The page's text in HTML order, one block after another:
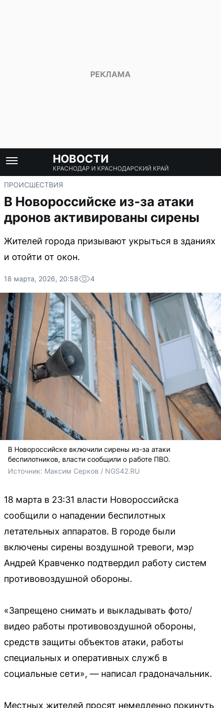
НОВОСТИ
КРАСНОДАР И КРАСНОДАРСКИЙ КРАЙ
ПРОИСШЕСТВИЯ
В Новороссийске из-за атаки
дронов активированы сирены
Жителей города призывают укрыться в зданиях
и отойти от окон.
18 марта, 2026, 20:58 4
В Новороссийске включили сирены из-за атаки
беспилотников, власти сообщили о работе ПВО.
Источник: Максим Серков / NGS42.RU
18 марта в 23:31 власти Новороссийска
сообщили о нападении беспилотных
летательных аппаратов. В городе были
включены сирены воздушной тревоги, мэр
Андрей Кравченко подтвердил работу систем
противовоздушной обороны.
«Запрещено снимать и выкладывать фото/
видео работы противовоздушной обороны,
средств защиты объектов атаки, работы
специальных и оперативных служб в
социальные сети», — написал градоначальник.
Местных жителей просят немедленно покинуть